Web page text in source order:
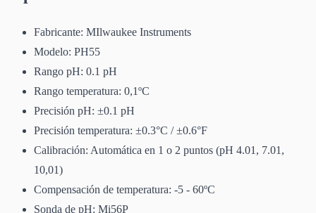
Fabricante: MIlwaukee Instruments
Modelo: PH55
Rango pH: 0.1 pH
Rango temperatura: 0,1ºC
Precisión pH: ±0.1 pH
Precisión temperatura: ±0.3°C / ±0.6°F
Calibración: Automática en 1 o 2 puntos (pH 4.01, 7.01,
10,01)
Compensación de temperatura: -5 - 60ºC
Sonda de pH: Mi56P